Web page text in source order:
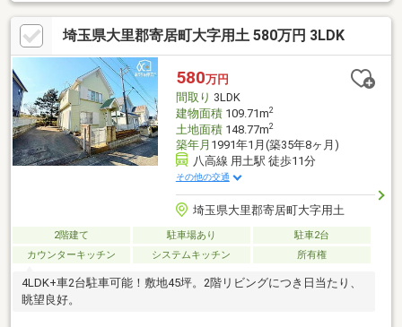
埼玉県大里郡寄居町大字用土 580万円 3LDK
580万円
間取り 3LDK
建物面積109.71m2
土地面積148.77m2
築年月 1991年1月(築35年8ヶ月)
八高線 用土駅 徒歩11分
その他の交通
埼玉県大里郡寄居町大字用土
2階建て 駐車場あり
駐車2台
カウンターキッチン
システムキッチン 所有権
4LDK+車2台駐車可能！敷地45坪。2階リビングにつき日当たり、
眺望良好。